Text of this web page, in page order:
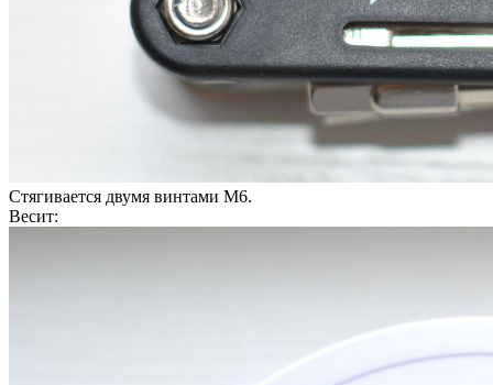
Стягивается двумя винтами М6.
Весит: